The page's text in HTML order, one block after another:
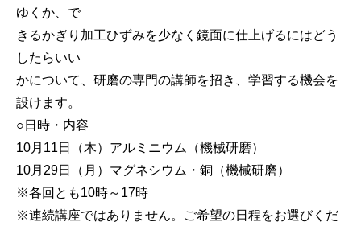
ゆくか、で
きるかぎり加工ひずみを少なく鏡面に仕上げるにはどう
したらいい
かについて、研磨の専門の講師を招き、学習する機会を
設けます。
○日時・内容
10月11日（木）アルミニウム（機械研磨）
10月29日（月）マグネシウム・銅（機械研磨）
※各回とも10時～17時
※連続講座ではありません。ご希望の日程をお選びくだ